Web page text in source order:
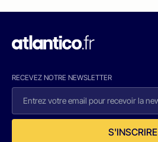
RECEVEZ NOTRE NEWSLETTER
S'INSCRIRE